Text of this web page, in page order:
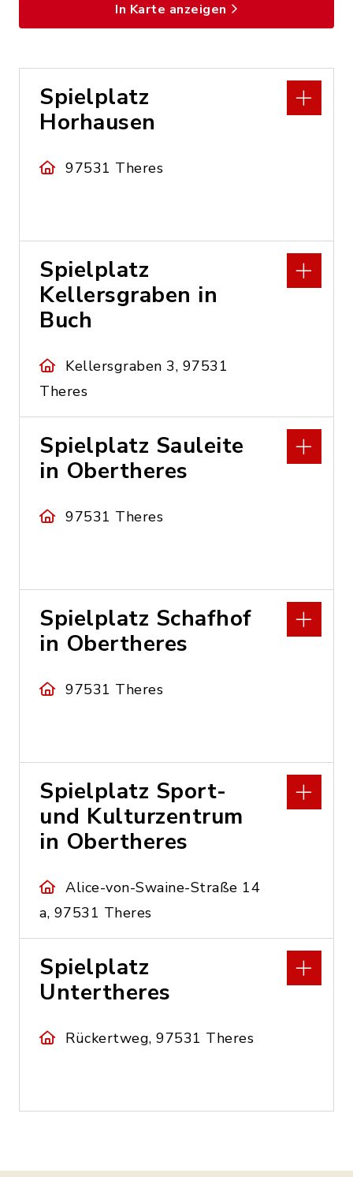
In Karte anzeigen
Spielplatz
Horhausen
97531 Theres
Spielplatz
Kellersgraben in
Buch
Kellersgraben 3, 97531
Theres
Spielplatz Sauleite
in Obertheres
97531 Theres
Spielplatz Schafhof
in Obertheres
97531 Theres
Spielplatz Sport-
und Kulturzentrum
in Obertheres
Alice-von-Swaine-Straße 14
a, 97531 Theres
Spielplatz
Untertheres
Rückertweg, 97531 Theres